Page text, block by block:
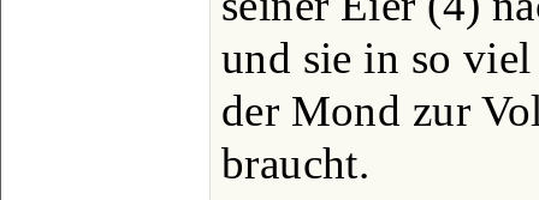
und sie in so
der Mond zur
braucht.